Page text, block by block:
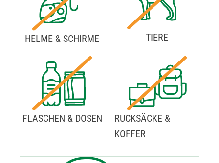
HELME & SCHIRME TIERE
FLASCHEN & DOSEN
RUCKSÄCKE &
KOFFER